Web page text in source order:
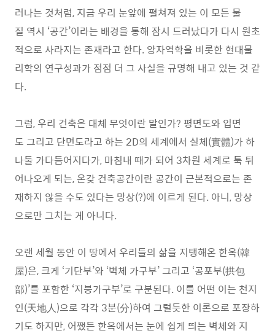
러나는 것처럼, 지금 우리 눈앞에 펼쳐져 있는 이 모든 물
질 역시 ‘공간’이라는 배경을 통해 잠시 드러났다가 다시 원초
적으로 사라지는 존재라고 한다. 양자역학을 비롯한 현대물
리학의 연구성과가 점점 더 그 사실을 규명해 내고 있는 것 같
다.
그럼, 우리 건축은 대체 무엇이란 말인가? 평면도와 입면
도 그리고 단면도라고 하는 2D의 세계에서 실체(實體)가 하
나둘 가다듬어지다가, 마침내 때가 되어 3차원 세계로 툭 튀
어나오게 되는, 온갖 건축공간이란 공간이 근본적으로는 존
재하지 않을 수도 있다는 망상(?)에 이르게 된다. 아니, 망상
으로만 그치는 게 아니다.
오랜 세월 동안 이 땅에서 우리들의 삶을 지탱해온 한옥(韓
屋)은, 크게 ‘기단부’와 ‘벽체 가구부’ 그리고 ‘공포부(拱包
部)’를 포함한 ‘지붕가구부’로 구분된다. 이를 어떤 이는 천지
인(天地人)으로 각각 3분(分)하여 그럴듯한 이론으로 포장하
기도 하지만, 어쨌든 한옥에서는 눈에 쉽게 띄는 벽체와 지